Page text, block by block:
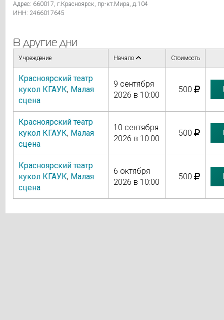
Адрес: 660017, г.Красноярск, пр-кт.Мира, д.104
ИНН: 2466017645
В другие дни
Учреждение Начало Стоимость
Красноярский театр
кукол КГАУК, Малая
сцена
9 сентября
2026 в 10:00
500
Красноярский театр
кукол КГАУК, Малая
сцена
10 сентября
2026 в 10:00
500
Красноярский театр
кукол КГАУК, Малая
сцена
6 октября
2026 в 10:00
500